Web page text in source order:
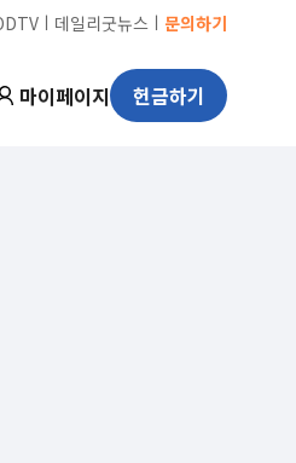
ㅣ 데일리굿뉴스 ㅣ 문의하기
마이페이지 헌금하기